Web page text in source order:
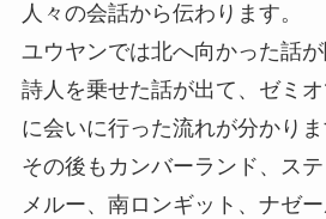
人々の会話から伝わります。
ユウヤンでは北へ向かった話
詩人を乗せた話が出て、ゼミ
に会いに行った流れが分かりま
その後もカンバーランド、ステ
メルー、南ロンギット、ナゼ